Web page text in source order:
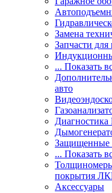
Замена
Запчасти
... Показать
авто
Защищенные
... Показать
покрытия
Аксессуары